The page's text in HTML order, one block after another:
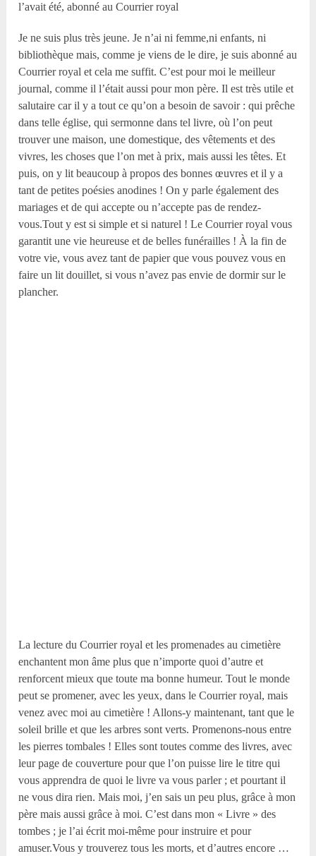
l’avait été, abonné au Courrier royal
Je ne suis plus très jeune. Je n’ai ni femme,ni enfants, ni
bibliothèque mais, comme je viens de le dire, je suis abonné au
Courrier royal et cela me suffit. C’est pour moi le meilleur
journal, comme il l’était aussi pour mon père. Il est très utile et
salutaire car il y a tout ce qu’on a besoin de savoir : qui prêche
dans telle église, qui sermonne dans tel livre, où l’on peut
trouver une maison, une domestique, des vêtements et des
vivres, les choses que l’on met à prix, mais aussi les têtes. Et
puis, on y lit beaucoup à propos des bonnes œuvres et il y a
tant de petites poésies anodines ! On y parle également des
mariages et de qui accepte ou n’accepte pas de rendez-
vous.Tout y est si simple et si naturel ! Le Courrier royal vous
garantit une vie heureuse et de belles funérailles ! À la fin de
votre vie, vous avez tant de papier que vous pouvez vous en
faire un lit douillet, si vous n’avez pas envie de dormir sur le
plancher.
La lecture du Courrier royal et les promenades au cimetière
enchantent mon âme plus que n’importe quoi d’autre et
renforcent mieux que toute ma bonne humeur. Tout le monde
peut se promener, avec les yeux, dans le Courrier royal, mais
venez avec moi au cimetière ! Allons-y maintenant, tant que le
soleil brille et que les arbres sont verts. Promenons-nous entre
les pierres tombales ! Elles sont toutes comme des livres, avec
leur page de couverture pour que l’on puisse lire le titre qui
vous apprendra de quoi le livre va vous parler ; et pourtant il
ne vous dira rien. Mais moi, j’en sais un peu plus, grâce à mon
père mais aussi grâce à moi. C’est dans mon « Livre » des
tombes ; je l’ai écrit moi-même pour instruire et pour
amuser.Vous y trouverez tous les morts, et d’autres encore …